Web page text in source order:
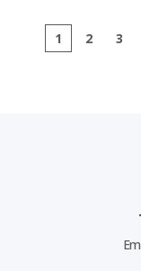
1 2 3